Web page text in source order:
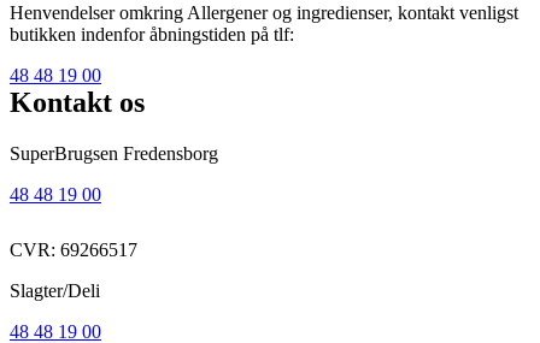
Henvendelser omkring Allergener og ingredienser, kontakt venligst
butikken indenfor åbningstiden på tlf:
48 48 19 00
Kontakt os
SuperBrugsen Fredensborg
48 48 19 00
CVR: 69266517
Slagter/Deli
48 48 19 00